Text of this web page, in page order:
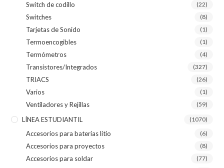
Switch de codillo (22)
Switches (8)
Tarjetas de Sonido (1)
Termoencogibles (1)
Termómetros (4)
Transistores/Integrados (327)
TRIACS (26)
Varios (1)
Ventiladores y Rejillas (59)
LÍNEA ESTUDIANTIL (1070)
Accesorios para baterias litio (6)
Accesorios para proyectos (8)
Accesorios para soldar (77)